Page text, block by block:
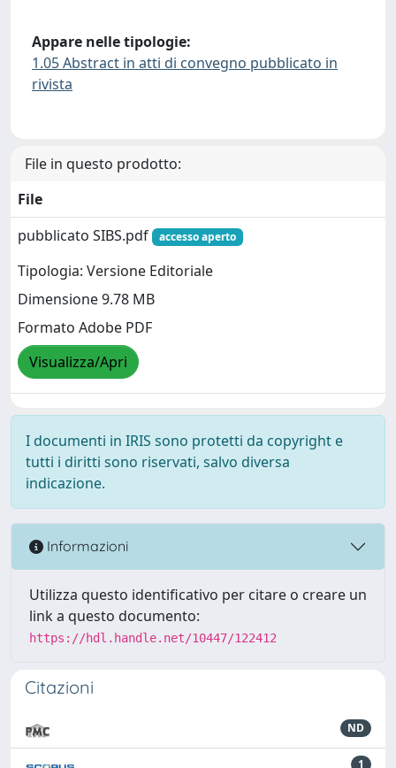
Appare nelle tipologie:
1.05 Abstract in atti di convegno pubblicato in
rivista
File in questo prodotto:
File
pubblicato SIBS.pdf
accesso aperto
Tipologia: Versione Editoriale
Dimensione 9.78 MB
Formato Adobe PDF
Visualizza/Apri
I documenti in IRIS sono protetti da copyright e
tutti i diritti sono riservati, salvo diversa
indicazione.
Informazioni
Utilizza questo identificativo per citare o creare un
link a questo documento:
https://hdl.handle.net/10447/122412
Citazioni
ND
1